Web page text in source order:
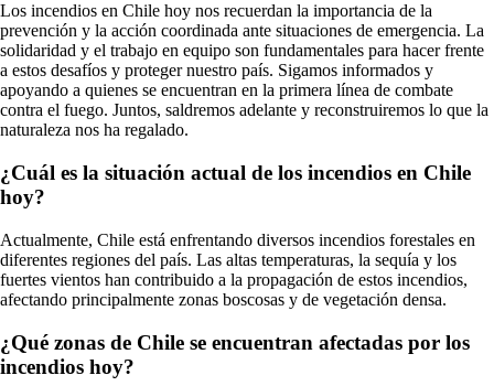
Los incendios en Chile hoy nos recuerdan la importancia de la
prevención y la acción coordinada ante situaciones de emergencia. La
solidaridad y el trabajo en equipo son fundamentales para hacer frente
a estos desafíos y proteger nuestro país. Sigamos informados y
apoyando a quienes se encuentran en la primera línea de combate
contra el fuego. Juntos, saldremos adelante y reconstruiremos lo que la
naturaleza nos ha regalado.
¿Cuál es la situación actual de los incendios en Chile
hoy?
Actualmente, Chile está enfrentando diversos incendios forestales en
diferentes regiones del país. Las altas temperaturas, la sequía y los
fuertes vientos han contribuido a la propagación de estos incendios,
afectando principalmente zonas boscosas y de vegetación densa.
¿Qué zonas de Chile se encuentran afectadas por los
incendios hoy?